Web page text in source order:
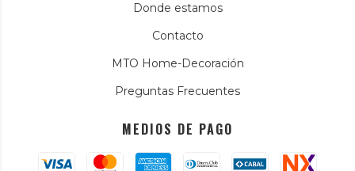
Donde estamos
Contacto
MTO Home-Decoración
Preguntas Frecuentes
MEDIOS DE PAGO